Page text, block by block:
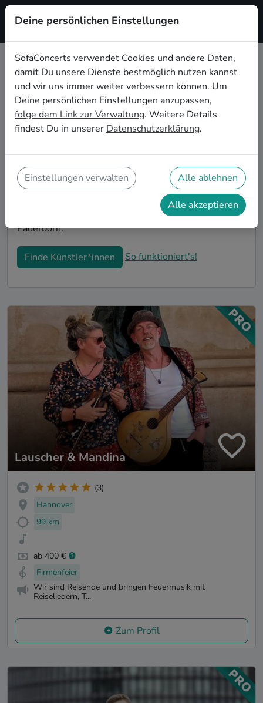
Registrieren
Experimentelle Musiker*innen für
die Firmenfeier in Paderborn
Die alljährliche Firmenfeier in Paderborn steht an und
Du bist auf der Suche nach passender Live-Musik, die
findest Du authentische Experimentelle Bands und
Musiker*innen. Ob stimmungsvolle Partyband,
entspanntes Singer-Songwriter-Duo oder
einzigartiges Quartett - buche jetzt genau die
passende Live-Musik für Deine Firmenfeier in
Paderborn.
Finde Künstler*innen So funktioniert's!
Lauscher & Mandina
(3)
Hannover
99 km
ab 400 €
Firmenfeier
Wir sind Reisende und bringen Feuermusik mit
Reiseliedern, T...
Zum Profil
Deine persönlichen Einstellungen
SofaConcerts verwendet Cookies und andere Daten,
damit Du unsere Dienste bestmöglich nutzen kannst
und wir uns immer weiter verbessern können. Um
Deine persönlichen Einstellungen anzupassen,
folge dem Link zur Verwaltung. Weitere Details
findest Du in unserer Datenschutzerklärung.
Einstellungen verwalten Alle ablehnen
Alle akzeptieren